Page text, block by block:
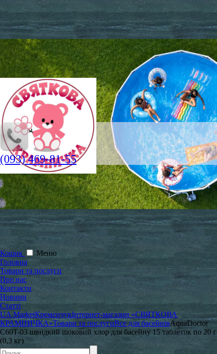
(093) 469-81-55
Кошик
Меню
Головна
Товари та послуги
Про нас
Контакти
Новини
Статті
UA MarketКременчукІнтернет-магазин «СВЯТКОВА
КРАМНИЧКА»Товари та послугиВсе для басейнівAquaDoctor
C60T-03 швидкий шоковий хлор для басейну 15 таблеток по 20 г
(0,3 кг)